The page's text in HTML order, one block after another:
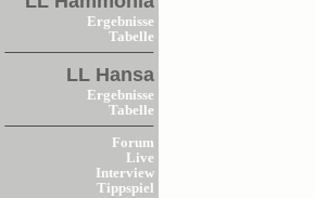
Ergebnisse
Tabelle
LL Hansa
Ergebnisse
Tabelle
Forum
Live
Interview
Tippspiel